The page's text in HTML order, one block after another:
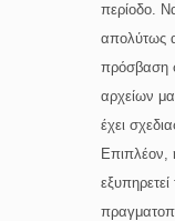
περίοδο.
απολύτως
πρόσβαση
αρχείων
έχει
Επιπλέον,